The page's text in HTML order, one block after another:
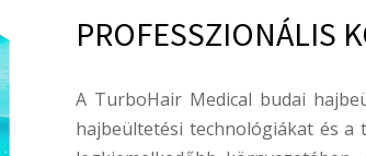
PROFESSZIONÁLIS
A TurboHair Medical budai
hajbeültetési technológiákat és a